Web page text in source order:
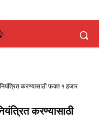
करण्यासाठी फक्त १ हजार
करण्यासाठी